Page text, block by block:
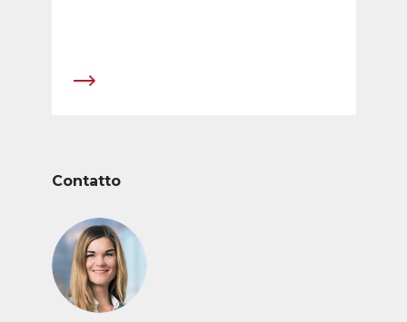
digitalisiert. Das digitale Los 2 beinhaltet
Submission war der Hauptbahnhof Zürich, der
Contatto